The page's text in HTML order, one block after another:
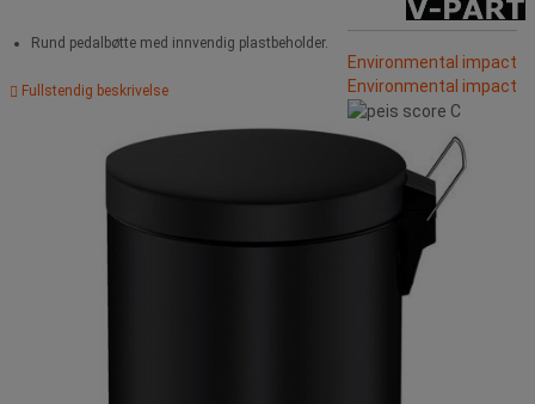
Rund pedalbøtte med innvendig plastbeholder.
Fullstendig beskrivelse
Environmental impact
Environmental impact